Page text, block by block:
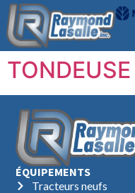
ÉQUIPEMENTS
Tracteurs neufs